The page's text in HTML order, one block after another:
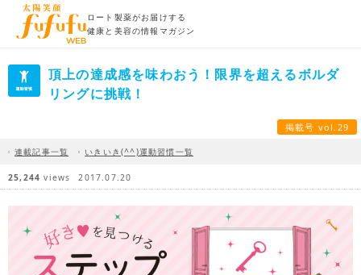
ロート製薬がお届けする
健康と美容の情報マガジン
頂上の達成感を味わおう！限界を超えるボルダ
リングに挑戦！
掲載号 vol.29
連載記事一覧 いきいき(^^)運動習慣一覧
25,244 views 2017.07.20